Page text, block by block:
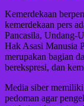
Kemerdekaan
kemerdekaan pers
Pancasila, Undang-
Hak Asasi Manusia
merupakan bagian
berekspresi, dan
Media siber
pedoman agar